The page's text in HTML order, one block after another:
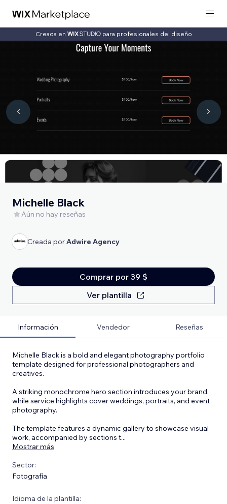
Creada en para profesionales del diseño
Michelle Black
Aún no hay reseñas
Creada porAdwire Agency
Comprar por 39 $
Ver plantilla
Información Vendedor Reseñas
Michelle Black is a bold and elegant photography portfolio
template designed for professional photographers and
creatives.
A striking monochrome hero section introduces your brand,
while service highlights cover weddings, portraits, and event
photography.
The template features a dynamic gallery to showcase visual
work, accompanied by sections t...
Mostrar más
Sector:
Fotografía
Idioma de la plantilla: